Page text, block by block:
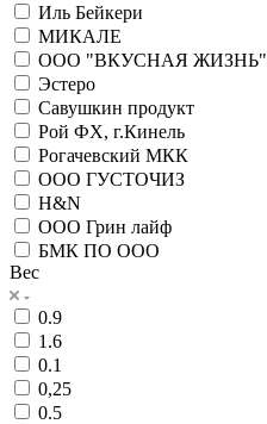
Иль Бейкери
МИКАЛЕ
ООО "ВКУСНАЯ ЖИЗНЬ"
Эстеро
Савушкин продукт
Рой ФХ, г.Кинель
Рогачевский МКК
ООО ГУСТОЧИЗ
H&N
ООО Грин лайф
БМК ПО ООО
Вес
0.9
1.6
0.1
0,25
0.5